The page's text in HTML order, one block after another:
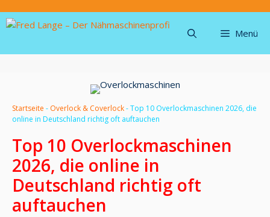
Inhalt
Menü
Startseite - Overlock & Coverlock-Top 10 Overlockmaschinen 2026, die
online in Deutschland richtig oft auftauchen
Top 10 Overlockmaschinen
2026, die online in
Deutschland richtig oft
auftauchen